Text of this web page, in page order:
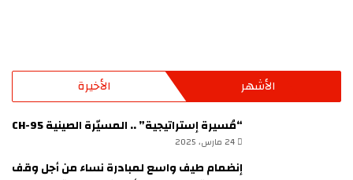
الأشهر الأخيرة
“مُسيرة إستراتيجية” .. المسيّرة الصينية CH-95
24 مارس، 2025
إنضمام طيف واسع لمبادرة نساء من أجل وقف